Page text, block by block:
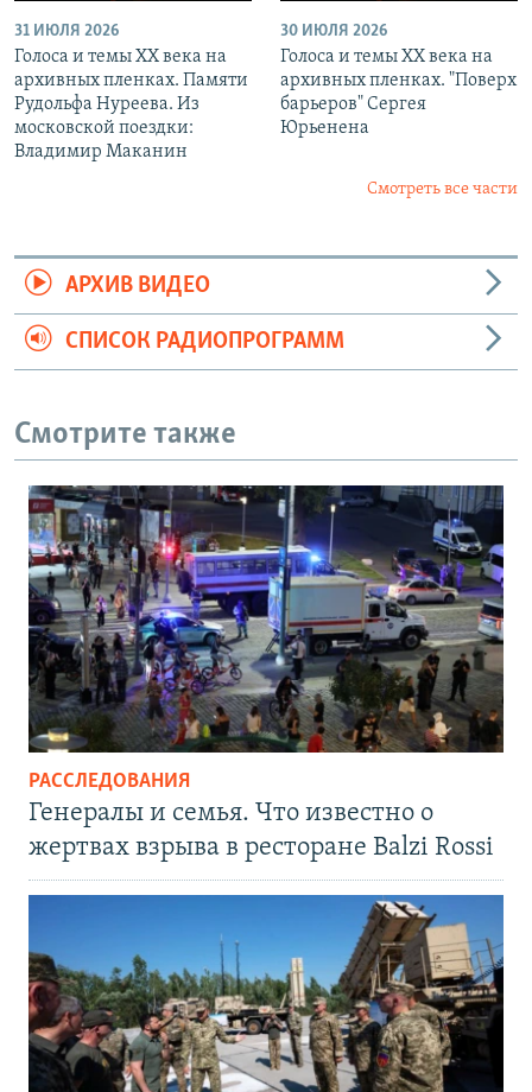
31 ИЮЛЯ 2026
Голоса и темы XX века на
архивных пленках. Памяти
Рудольфа Нуреева. Из
московской поездки:
Владимир Маканин
30 ИЮЛЯ 2026
Голоса и темы XX века на
архивных пленках. "Поверх
барьеров" Сергея
Юрьенена
Смотреть все части
АРХИВ ВИДЕО
СПИСОК РАДИОПРОГРАММ
Смотрите также
РАССЛЕДОВАНИЯ
Генералы и семья. Что известно о
жертвах взрыва в ресторане Balzi Rossi